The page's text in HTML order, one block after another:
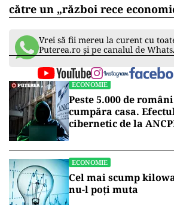
către un „război rece
Vrei să fii mereu la curent cu
Puterea.ro și pe canalul de
ECONOMIE
Peste 5.000 de
cumpăra casa.
cibernetic de la
ECONOMIE
Cel mai scump
nu-l poți muta